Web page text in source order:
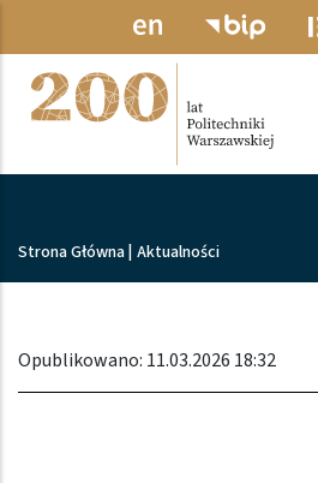
Przejdź do treści
Ścieżka nawigacyjna
Strona Główna Aktualności
Opublikowano: 11.03.2026 18:32